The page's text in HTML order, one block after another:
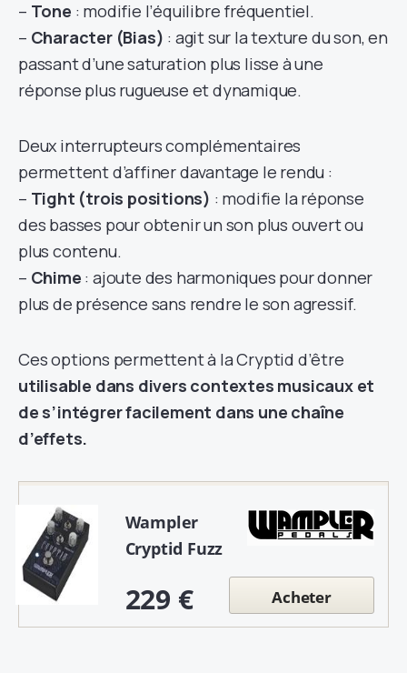
– Tone : modifie l’équilibre fréquentiel.
– Character (Bias) : agit sur la texture du son, en
passant d’une saturation plus lisse à une
réponse plus rugueuse et dynamique.
Deux interrupteurs complémentaires
permettent d’affiner davantage le rendu :
– Tight (trois positions) : modifie la réponse
des basses pour obtenir un son plus ouvert ou
plus contenu.
– Chime : ajoute des harmoniques pour donner
plus de présence sans rendre le son agressif.
Ces options permettent à la Cryptid d’être
utilisable dans divers contextes musicaux et
de s’intégrer facilement dans une chaîne
d’effets.
Wampler
Cryptid Fuzz
229 € Acheter